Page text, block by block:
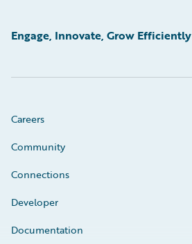
Engage, Innovate, Grow Efficiently
Careers
Community
Connections
Developer
Documentation